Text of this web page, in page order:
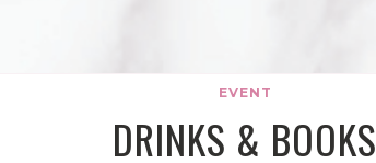
EVENT
DRINKS & BOOKS